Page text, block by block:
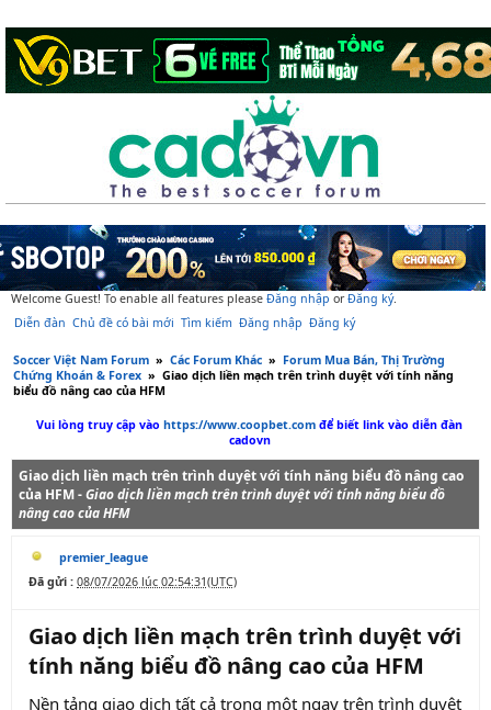
Welcome Guest! To enable all features please Đăng nhập orĐăng ký.
Diễn đàn Chủ đề có bài mới Tìm kiếm Đăng nhập Đăng ký
Soccer Việt Nam Forum » Các Forum Khác » Forum Mua Bán, Thị Trường
Chứng Khoán & Forex » Giao dịch liền mạch trên trình duyệt với tính năng
biểu đồ nâng cao của HFM​
Vui lòng truy cập vàohttps://www.coopbet.comđể biết link vào diễn đàn
cadovn
Giao dịch liền mạch trên trình duyệt với tính năng biểu đồ nâng cao
của HFM​ -Giao dịch liền mạch trên trình duyệt với tính năng biểu đồ
nâng cao của HFM​
premier_league
Đã gửi : 08/07/2026 lúc 02:54:31(UTC)
Giao dịch liền mạch trên trình duyệt với
tính năng biểu đồ nâng cao của HFM​
Nền tảng giao dịch tất cả trong một ngay trên trình duyệt